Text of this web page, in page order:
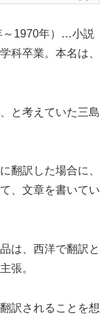
～1970年）…小説
科卒業。本名は、
と考えていた三島
翻訳した場合に、
、文章を書いてい
は、西洋で翻訳と
張。
訳されることを想